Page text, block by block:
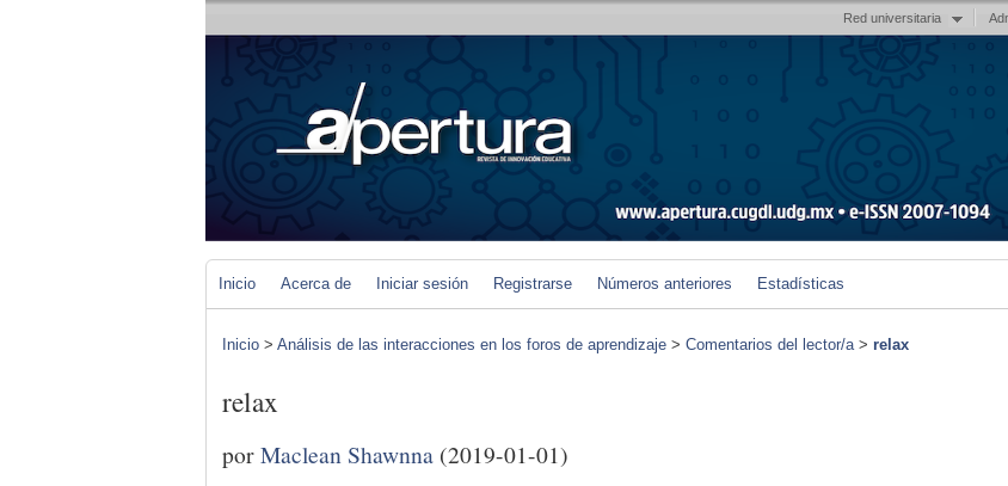
Red universitaria
Inicio Acerca de Iniciar sesión Registrarse Números anteriores Estadísticas
Inicio > Análisis de las interacciones en los foros de aprendizaje > Comentarios del lector/a> relax
relax
porMaclean Shawnna (2019-01-01)